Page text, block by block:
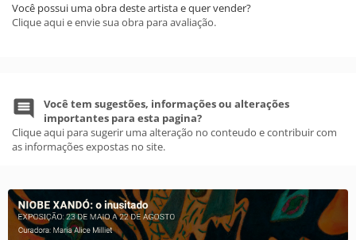
Você possui uma obra deste artista e quer vender?
Clique aqui e envie sua obra para avaliação.
Você tem sugestões, informações ou alterações
importantes para esta pagina?
Clique aqui para sugerir uma alteração no conteudo e contribuir com
as informações expostas no site.